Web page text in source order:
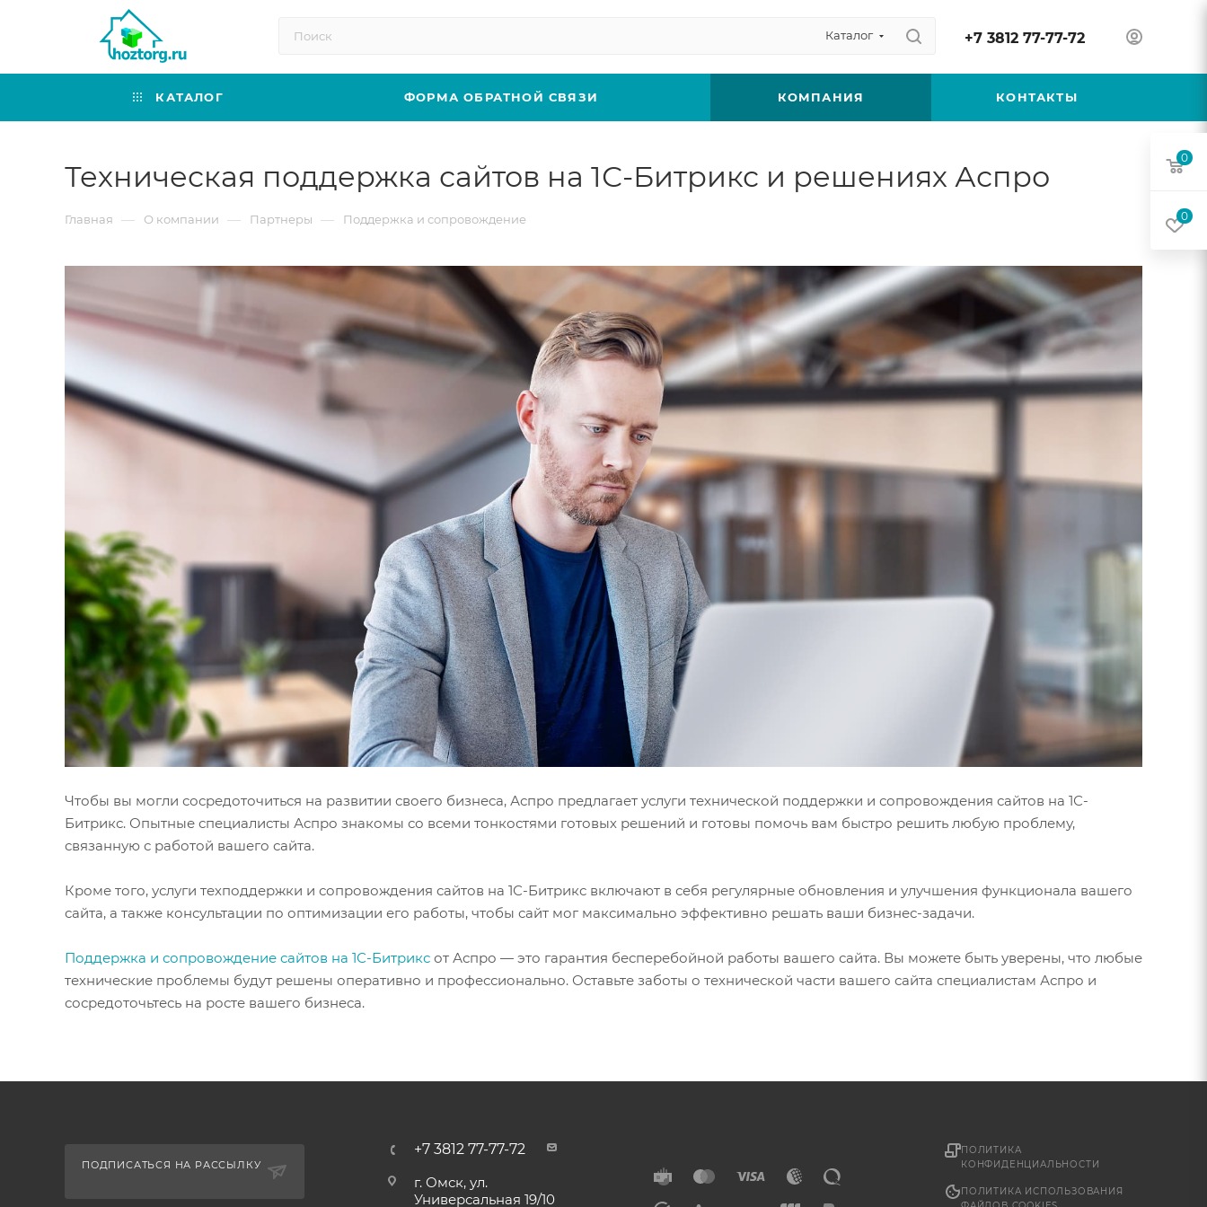
Каталог +7 3812 77-77-72
КАТАЛОГ ФОРМА ОБРАТНОЙ СВЯЗИ КОМПАНИЯ КОНТАКТЫ
Техническая поддержка сайтов на 1С-Битрикс и решениях Аспро
Главная — О компании — Партнеры — Поддержка и сопровождение
Чтобы вы могли сосредоточиться на развитии своего бизнеса, Аспро предлагает услуги технической поддержки и сопровождения сайтов на 1С-
Битрикс. Опытные специалисты Аспро знакомы со всеми тонкостями готовых решений и готовы помочь вам быстро решить любую проблему,
связанную с работой вашего сайта.
Кроме того, услуги техподдержки и сопровождения сайтов на 1С-Битрикс включают в себя регулярные обновления и улучшения функционала вашего
сайта, а также консультации по оптимизации его работы, чтобы сайт мог максимально эффективно решать ваши бизнес-задачи.
Поддержка и сопровождение сайтов на 1С-Битрикс от Аспро — это гарантия бесперебойной работы вашего сайта. Вы можете быть уверены, что любые
технические проблемы будут решены оперативно и профессионально. Оставьте заботы о технической части вашего сайта специалистам Аспро и
сосредоточьтесь на росте вашего бизнеса.
ПОДПИСАТЬСЯ НА РАССЫЛКУ
+7 3812 77-77-72
г. Омск, ул.
Универсальная 19/10
ПОЛИТИКА
КОНФИДЕНЦИАЛЬНОСТИ
ПОЛИТИКА ИСПОЛЬЗОВАНИЯ
0
0